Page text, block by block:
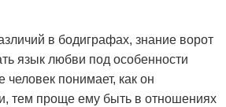
в бодиграфах, знание ворот
язык любви под особенности
понимает, как он
тем проще ему быть в отношениях